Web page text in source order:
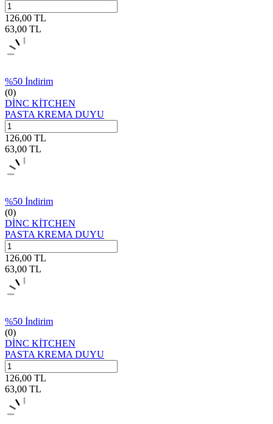
126,00 TL
63,00 TL
%50 İndirim
(0)
DİNC KİTCHEN
PASTA KREMA DUYU
126,00 TL
63,00 TL
%50 İndirim
(0)
DİNC KİTCHEN
PASTA KREMA DUYU
126,00 TL
63,00 TL
%50 İndirim
(0)
DİNC KİTCHEN
PASTA KREMA DUYU
126,00 TL
63,00 TL